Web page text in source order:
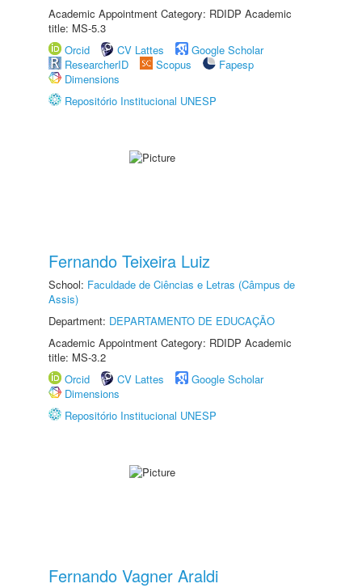
Academic Appointment Category: RDIDP Academic
title: MS-5.3
Orcid
CV Lattes
Google Scholar
ResearcherID
Scopus
Fapesp
Dimensions
Repositório Institucional UNESP
Fernando Teixeira Luiz
School: Faculdade de Ciências e Letras (Câmpus de
Assis)
Department: DEPARTAMENTO DE EDUCAÇÃO
Academic Appointment Category: RDIDP Academic
title: MS-3.2
Orcid
CV Lattes
Google Scholar
Dimensions
Repositório Institucional UNESP
Fernando Vagner Araldi